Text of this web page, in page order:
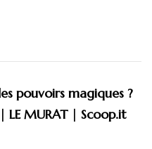
pouvoirs magiques ?
LE MURAT | Scoop.it